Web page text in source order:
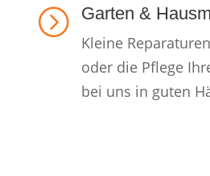
= Garten &
Kleine
oder die Pflege
bei uns in guten